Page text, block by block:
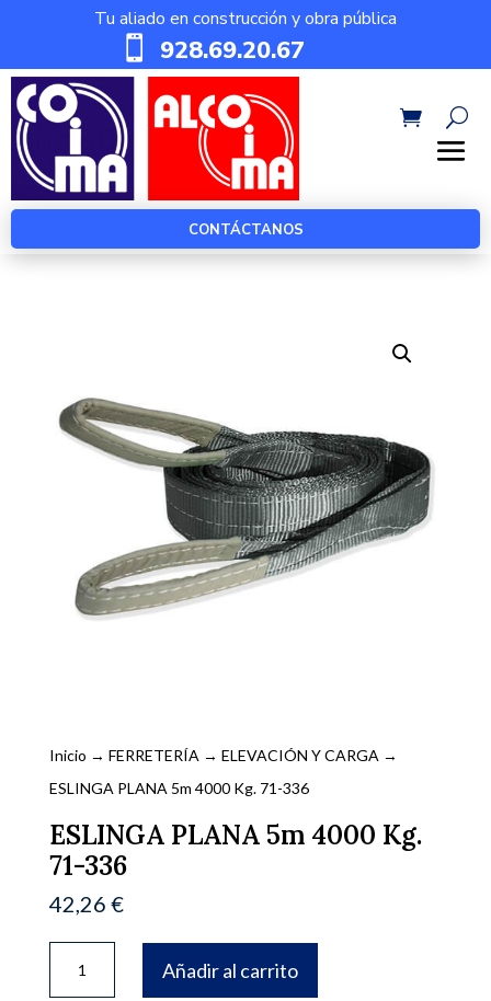
Tu aliado en construcción y obra pública
 928.69.20.67
CONTÁCTANOS
Inicio → FERRETERÍA → ELEVACIÓN Y CARGA →
ESLINGA PLANA 5m 4000 Kg. 71-336
ESLINGA PLANA 5m 4000 Kg.
71-336
42,26 €
Añadir al carrito